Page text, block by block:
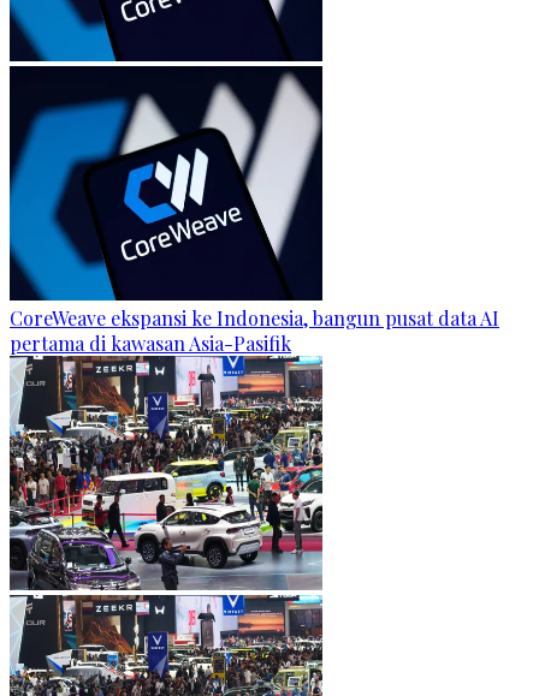
CoreWeave ekspansi ke Indonesia, bangun pusat data AI
pertama di kawasan Asia-Pasifik